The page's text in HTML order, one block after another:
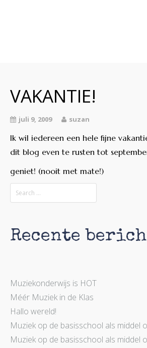
Swingt
Inkt
Contact
VAKANTIE!
juli 9, 2009 suzan
Ik wil iedereen een hele fijne
dit blog even te rusten tot
geniet! (nooit met mate!)
Recente
Muziekonderwijs is HOT
Méér Muziek in de Klas
Hallo wereld!
Muziek op de basisschool als middel
Muziek op de basisschool als middel